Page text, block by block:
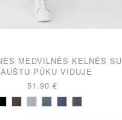
MEDVILNĖS KELNĖS SU
PŪKU VIDUJE
51.90 €